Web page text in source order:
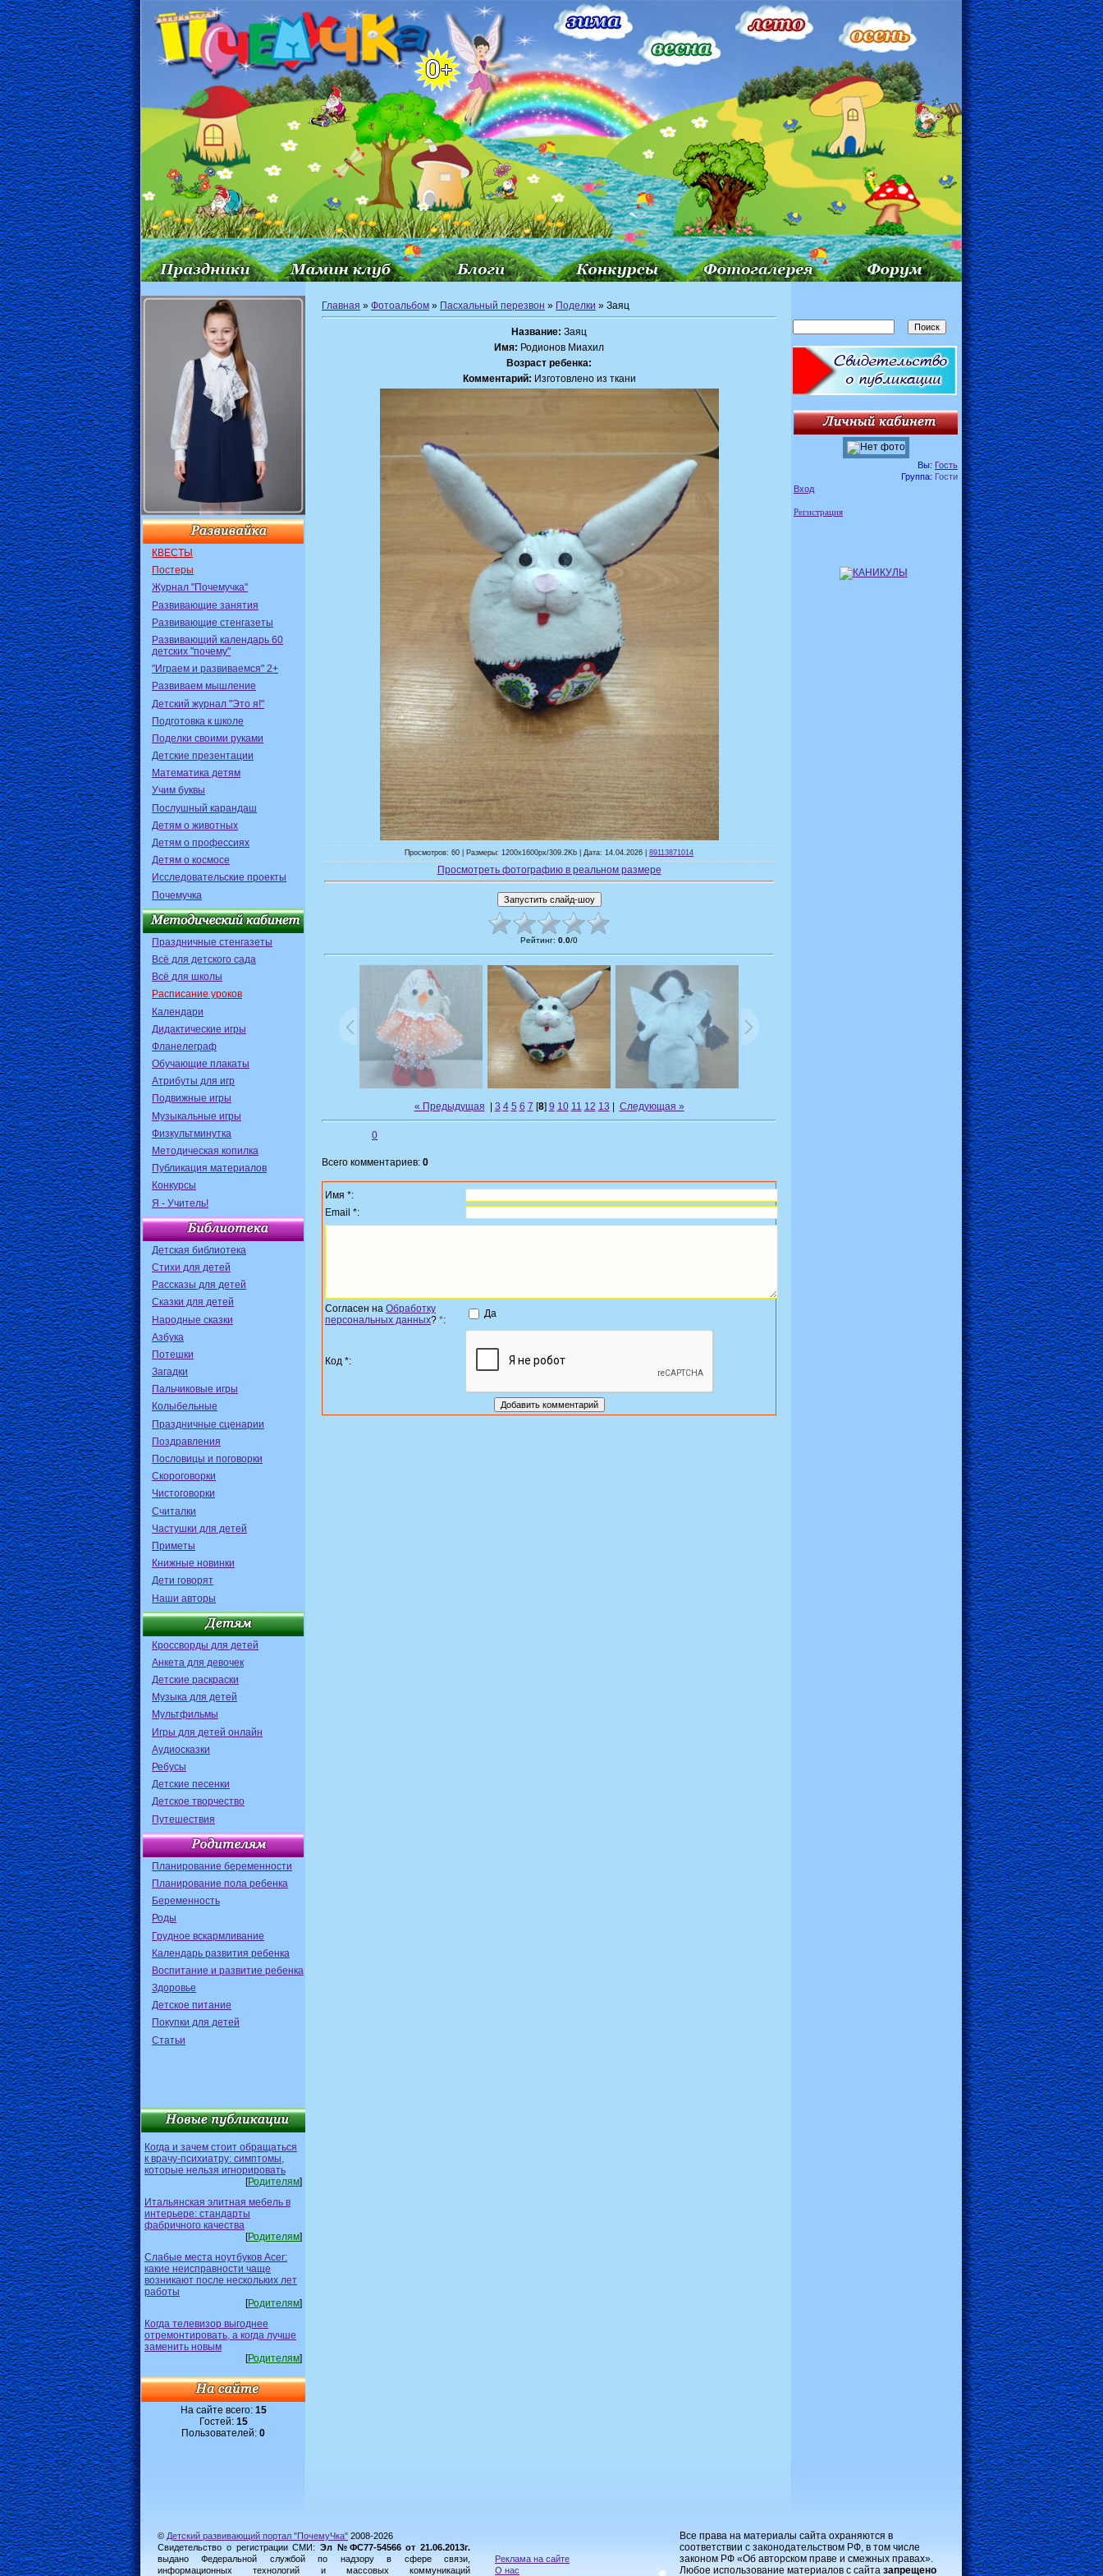
КВЕСТЫ
Постеры
Журнал "Почемучка"
Развивающие занятия
Развивающие стенгазеты
Развивающий календарь 60
детских "почему"
"Играем и развиваемся" 2+
Развиваем мышление
Детский журнал "Это я!"
Подготовка к школе
Поделки своими руками
Детские презентации
Математика детям
Учим буквы
Послушный карандаш
Детям о животных
Детям о профессиях
Детям о космосе
Исследовательские проекты
Почемучка
Праздничные стенгазеты
Всё для детского сада
Всё для школы
Расписание уроков
Календари
Дидактические игры
Фланелеграф
Обучающие плакаты
Атрибуты для игр
Подвижные игры
Музыкальные игры
Физкультминутка
Методическая копилка
Публикация материалов
Конкурсы
Я - Учитель!
Детская библиотека
Стихи для детей
Рассказы для детей
Сказки для детей
Народные сказки
Азбука
Потешки
Загадки
Пальчиковые игры
Колыбельные
Праздничные сценарии
Поздравления
Пословицы и поговорки
Скороговорки
Чистоговорки
Считалки
Частушки для детей
Приметы
Книжные новинки
Дети говорят
Наши авторы
Кроссворды для детей
Анкета для девочек
Детские раскраски
Музыка для детей
Мультфильмы
Игры для детей онлайн
Аудиосказки
Ребусы
Детские песенки
Детское творчество
Путешествия
Планирование беременности
Планирование пола ребенка
Беременность
Роды
Грудное вскармливание
Календарь развития ребенка
Воспитание и развитие ребенка
Здоровье
Детское питание
Покупки для детей
Статьи
Когда и зачем стоит обращаться
к врачу-психиатру: симптомы,
которые нельзя игнорировать
[Родителям]
Итальянская элитная мебель в
интерьере: стандарты
фабричного качества
[Родителям]
Слабые места ноутбуков Acer:
какие неисправности чаще
возникают после нескольких лет
работы
[Родителям]
Когда телевизор выгоднее
отремонтировать, а когда лучше
заменить новым
[Родителям]
На сайте всего: 15
Гостей: 15
Пользователей: 0
Главная » Фотоальбом » Пасхальный перезвон » Поделки » Заяц
Название: Заяц
Имя: Родионов Миахил
Возраст ребенка:
Комментарий: Изготовлено из ткани
Просмотров: 60 | Размеры: 1200x1600px/309.2Kb | Дата: 14.04.2026 | 89113871014
Просмотреть фотографию в реальном размере
Рейтинг: 0.0/0
« Предыдущая 3 4 5 6 7 [8] 9 10 11 12 13 Следующая »
0
Всего комментариев: 0
Имя *:
Email *:
Согласен на Обработку
персональных данных? *:
Да
Код *:
Вы: Гость
Группа: Гости
Вход
Регистрация
© Детский развивающий портал "ПочемуЧка" 2008-2026
Свидетельство о регистрации СМИ: Эл №ФС77-54566 от 21.06.2013г.
выдано Федеральной службой по надзору в сфере связи,
информационных технологий и массовых коммуникаций
Реклама на сайте
О нас
Все права на материалы сайта охраняются в
соответствии с законодательством РФ, в том числе
законом РФ «Об авторском праве и смежных правах».
Любое использование материалов с сайта запрещено